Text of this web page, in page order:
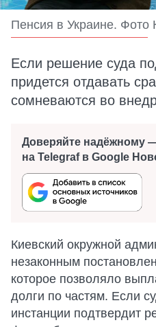
Пенсия в Украине. Фото
Если решение суда
придется отдавать
сомневаются во
Доверяйте надёжному
на Telegraf в Google
Киевский окружной
незаконным
которое позволяло
долги по частям. Если
инстанции подтвердит